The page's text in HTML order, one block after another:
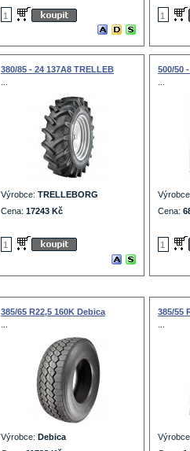
380/85 - 24 137A8 TRELLEB
Výrobce: TRELLEBORG
Cena: 17243 Kč
500/50
Cena:
385/65 R22,5 160K Debica
Výrobce: Debica
385/55